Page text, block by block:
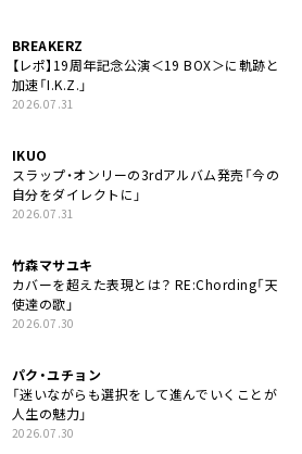
BREAKERZ
【レポ】19周年記念公演＜19 BOX＞に軌跡と
加速「I.K.Z.」
2026.07.31
IKUO
スラップ・オンリーの3rdアルバム発売「今の
自分をダイレクトに」
2026.07.31
竹森マサユキ
カバーを超えた表現とは？ RE:Chording「天
使達の歌」
2026.07.30
パク・ユチョン
「迷いながらも選択をして進んでいくことが
人生の魅力」
2026.07.30